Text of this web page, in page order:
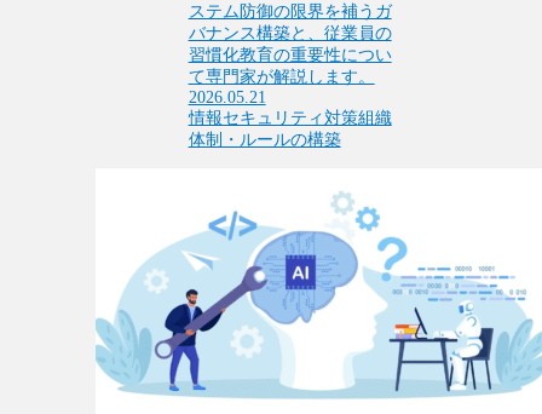
ステム防御の限界を補うガ
バナンス構築と、従業員の
習慣化教育の重要性につい
て専門家が解説します。
2026.05.21
情報セキュリティ対策組織
体制・ルールの構築